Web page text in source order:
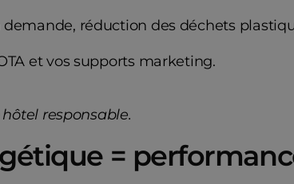
réduction des déchets
et vos supports marketing.
responsable.
=